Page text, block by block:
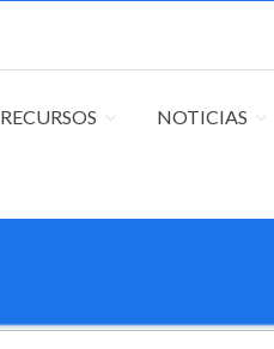
RECURSOS NOTICIAS